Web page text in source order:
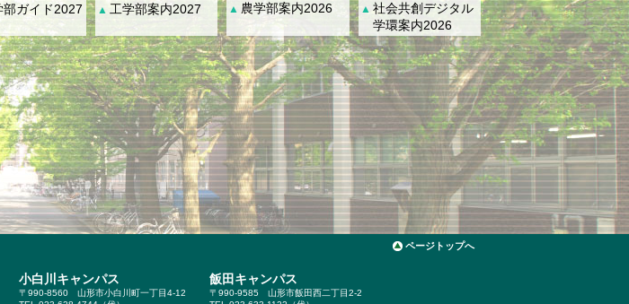
部ガイド2027 ▲ 工学部案内2027 ▲ 農学部案内2026 ▲ 社会共創デジタル
学環案内2026
ページトップへ
小白川キャンパス
〒990-8560 山形市小白川町一丁目4-12
飯田キャンパス
〒990-9585 山形市飯田西二丁目2-2